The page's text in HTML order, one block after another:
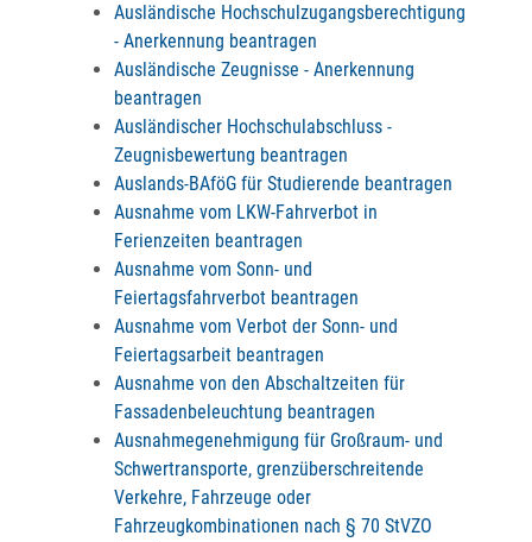
Ausländische Hochschulzugangsberechtigung
- Anerkennung beantragen
Ausländische Zeugnisse - Anerkennung
beantragen
Ausländischer Hochschulabschluss -
Zeugnisbewertung beantragen
Auslands-BAföG für Studierende beantragen
Ausnahme vom LKW-Fahrverbot in
Ferienzeiten beantragen
Ausnahme vom Sonn- und
Feiertagsfahrverbot beantragen
Ausnahme vom Verbot der Sonn- und
Feiertagsarbeit beantragen
Ausnahme von den Abschaltzeiten für
Fassadenbeleuchtung beantragen
Ausnahmegenehmigung für Großraum- und
Schwertransporte, grenzüberschreitende
Verkehre, Fahrzeuge oder
Fahrzeugkombinationen nach § 70 StVZO